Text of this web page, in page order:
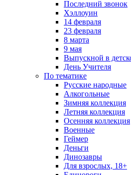
Последний звонок
Хэллоуин
14 февраля
23 февраля
8 марта
9 мая
Выпускной в
День Учителя
По тематике
Русские народные
Алкогольные
Зимняя коллекция
Летняя коллекция
Осенняя коллекция
Военные
Геймер
Деньги
Динозавры
Для взрослых, 18+